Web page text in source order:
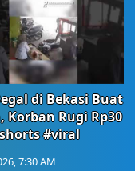
di Bekasi Buat
Korban Rugi Rp30
#viral
7:30 AM